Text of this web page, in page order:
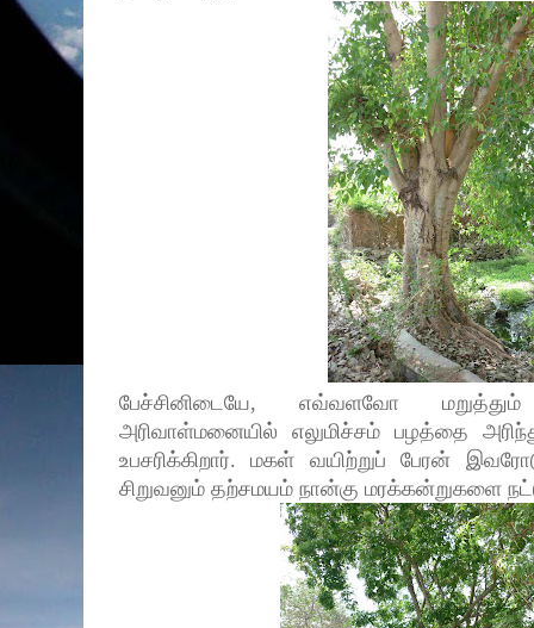
பேச்சினிடையே, எவ்வளவோ
அரிவாள்மனையில் எலுமிச்சம் பழத்தை
உபசரிக்கிறார். மகள் வயிற்றுப் பேரன்
சிறுவனும் தற்சமயம் நான்கு மரக்கன்றுகளை